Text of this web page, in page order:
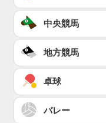
中央競馬
地方競馬
卓球
バレー